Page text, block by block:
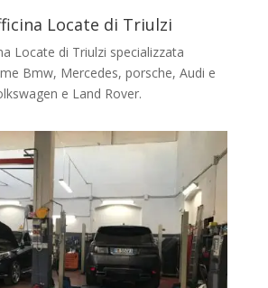
Locate di Triulzi
Locate di Triulzi specializzata
Bmw, Mercedes, porsche, Audi e
e Land Rover.